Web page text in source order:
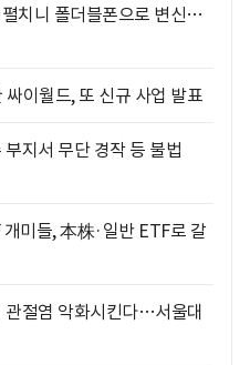
치니 폴더블폰으로 변신…
이월드, 또 신규 사업 발표
지서 무단 경작 등 불법
미들, 本株·일반 ETF로 갈
관절염 악화시킨다…서울대